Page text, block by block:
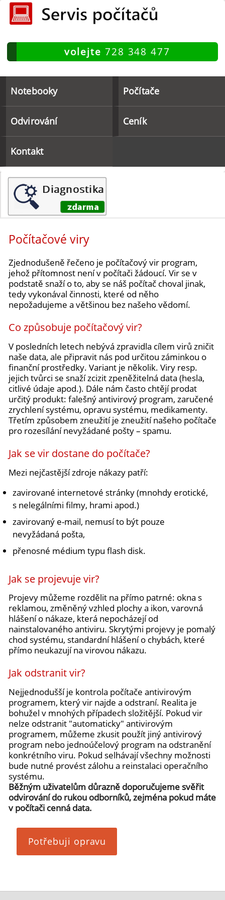
volejte 728 348 477
Notebooky Počítače
Odvirování Ceník
Kontakt
Počítačové viry
Zjednodušeně řečeno je počítačový vir program,
jehož přítomnost není v počítači žádoucí. Vir se v
podstatě snaží o to, aby se náš počítač choval jinak,
tedy vykonával činnosti, které od něho
nepožadujeme a většinou bez našeho vědomí.
Co způsobuje počítačový vir?
V posledních letech nebývá zpravidla cílem virů zničit
naše data, ale připravit nás pod určitou záminkou o
finanční prostředky. Variant je několik. Viry resp.
jejich tvůrci se snaží zcizit zpeněžitelná data (hesla,
citlivé údaje apod.). Dále nám často chtějí prodat
určitý produkt: falešný antivirový program, zaručené
zrychlení systému, opravu systému, medikamenty.
Třetím způsobem zneužití je zneužití našeho počítače
pro rozesílání nevyžádané pošty – spamu.
Jak se vir dostane do počítače?
Mezi nejčastější zdroje nákazy patří:
zavirované internetové stránky (mnohdy erotické,
s nelegálními filmy, hrami apod.)
zavirovaný e-mail, nemusí to být pouze
nevyžádaná pošta,
přenosné médium typu flash disk.
Jak se projevuje vir?
Projevy můžeme rozdělit na přímo patrné: okna s
reklamou, změněný vzhled plochy a ikon, varovná
hlášení o nákaze, která nepocházejí od
nainstalovaného antiviru. Skrytými projevy je pomalý
chod systému, standardní hlášení o chybách, které
přímo neukazují na virovou nákazu.
Jak odstranit vir?
Nejjednodušší je kontrola počítače antivirovým
programem, který vir najde a odstraní. Realita je
bohužel v mnohých případech složitější. Pokud vir
nelze odstranit "automaticky" antivirovým
programem, můžeme zkusit použít jiný antivirový
program nebo jednoúčelový program na odstranění
konkrétního viru. Pokud selhávají všechny možnosti
bude nutné provést zálohu a reinstalaci operačního
systému.
Běžným uživatelům důrazně doporučujeme svěřit
odvirování do rukou odborníků, zejména pokud máte
v počítači cenná data.
Potřebuji opravu